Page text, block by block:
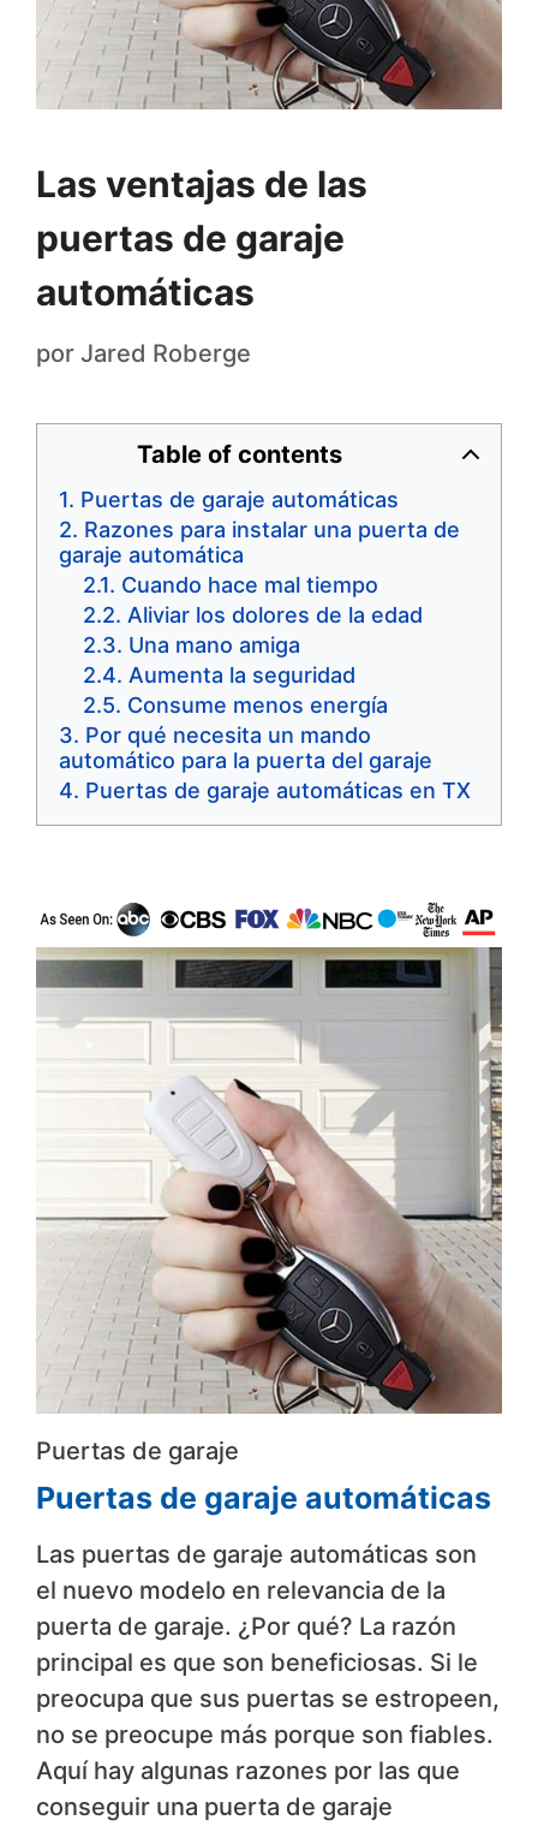
Las ventajas de las
puertas de garaje
automáticas
por Jared Roberge
Table of contents
Puertas de garaje automáticas
Razones para instalar una puerta de
garaje automática
Cuando hace mal tiempo
Aliviar los dolores de la edad
Una mano amiga
Aumenta la seguridad
Consume menos energía
Por qué necesita un mando
automático para la puerta del garaje
Puertas de garaje automáticas en TX
Puertas de garaje
Puertas de garaje automáticas
Las puertas de garaje automáticas son
el nuevo modelo en relevancia de la
puerta de garaje. ¿Por qué? La razón
principal es que son beneficiosas. Si le
preocupa que sus puertas se estropeen,
no se preocupe más porque son fiables.
Aquí hay algunas razones por las que
conseguir una puerta de garaje